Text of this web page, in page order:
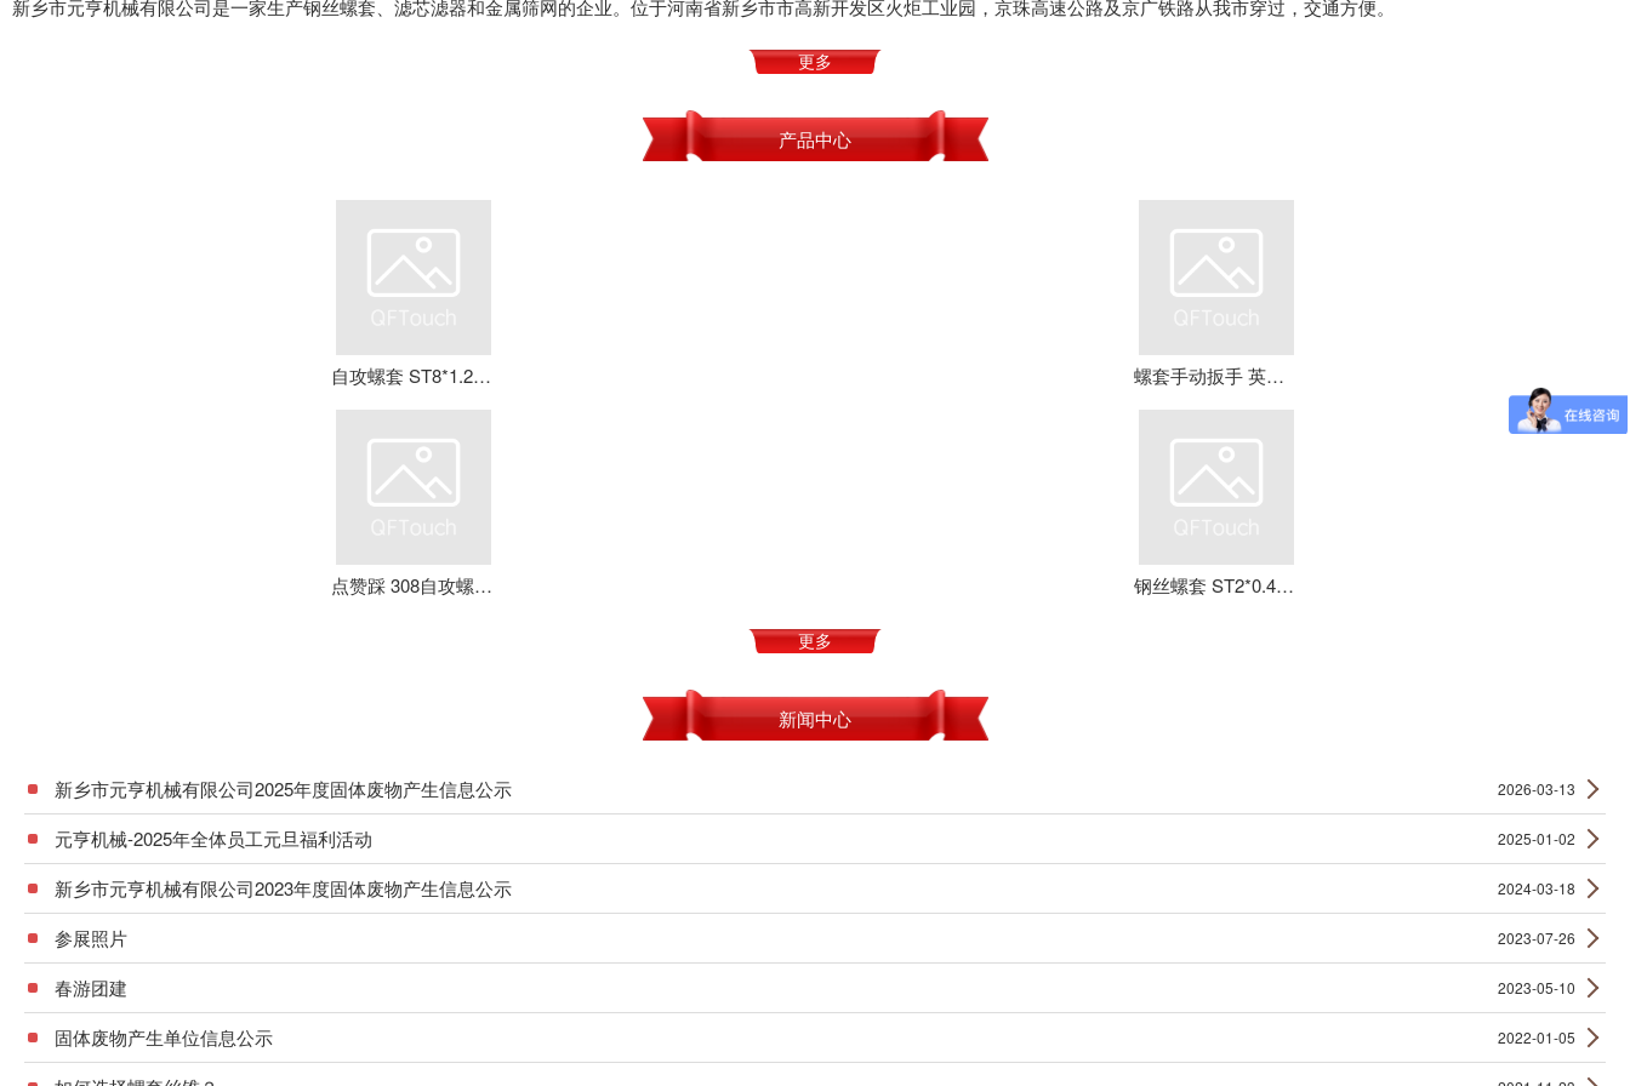
新乡市元亨机械有限公司是一家生产钢丝螺套、滤芯滤器和金属筛网的企业。位于河南省新乡市市高新开发区火炬工业园，京珠高速公路及京广铁路从我市穿过，交通方便。
更多
产品中心
自攻螺套 ST8*1.25*16 钢丝螺套 牙套 护套 元亨机械 螺套手动扳手 英制牙套扳手，钢丝螺套扳手 螺套工具
点赞踩 308自攻螺套 元亨机械 铝合金 不锈钢 可定制 加强螺纹 钢丝螺套 ST2*0.4*4 丝套 钢丝牙套 护套 元亨机械
更多
新闻中心
新乡市元亨机械有限公司2025年度固体废物产生信息公示 2026-03-13
元亨机械-2025年全体员工元旦福利活动 2025-01-02
新乡市元亨机械有限公司2023年度固体废物产生信息公示 2024-03-18
参展照片 2023-07-26
春游团建 2023-05-10
固体废物产生单位信息公示 2022-01-05